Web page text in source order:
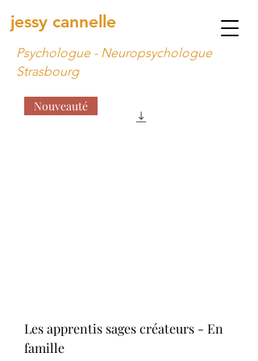
jessy cannelle
Psychologue - Neuropsychologue
Strasbourg
Nouveauté
Les apprentis sages créateurs - En
famille